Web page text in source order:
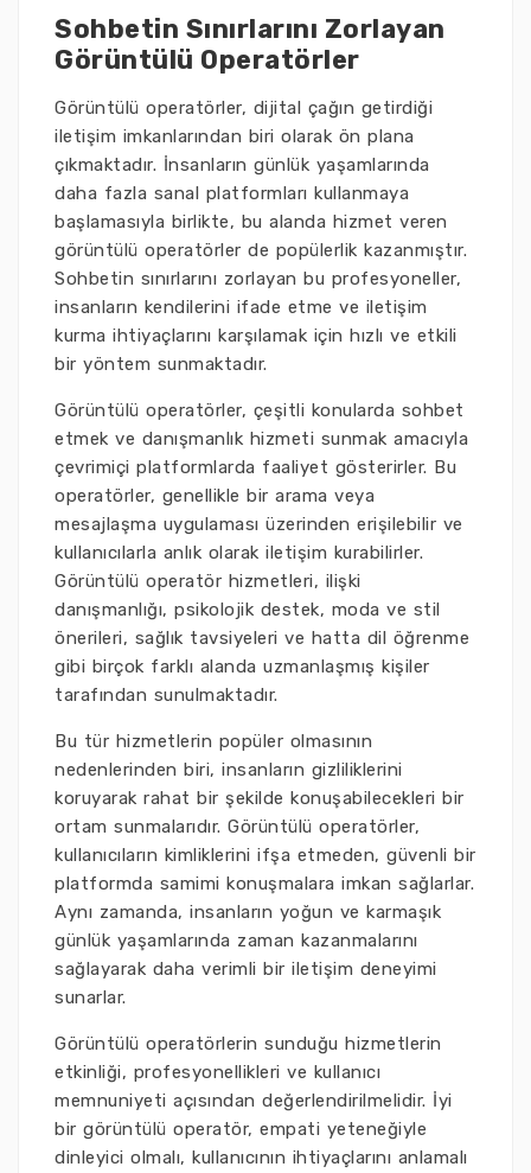
Sohbetin Sınırlarını Zorlayan
Görüntülü Operatörler
Görüntülü operatörler, dijital çağın getirdiği
iletişim imkanlarından biri olarak ön plana
çıkmaktadır. İnsanların günlük yaşamlarında
daha fazla sanal platformları kullanmaya
başlamasıyla birlikte, bu alanda hizmet veren
görüntülü operatörler de popülerlik kazanmıştır.
Sohbetin sınırlarını zorlayan bu profesyoneller,
insanların kendilerini ifade etme ve iletişim
kurma ihtiyaçlarını karşılamak için hızlı ve etkili
bir yöntem sunmaktadır.
Görüntülü operatörler, çeşitli konularda sohbet
etmek ve danışmanlık hizmeti sunmak amacıyla
çevrimiçi platformlarda faaliyet gösterirler. Bu
operatörler, genellikle bir arama veya
mesajlaşma uygulaması üzerinden erişilebilir ve
kullanıcılarla anlık olarak iletişim kurabilirler.
Görüntülü operatör hizmetleri, ilişki
danışmanlığı, psikolojik destek, moda ve stil
önerileri, sağlık tavsiyeleri ve hatta dil öğrenme
gibi birçok farklı alanda uzmanlaşmış kişiler
tarafından sunulmaktadır.
Bu tür hizmetlerin popüler olmasının
nedenlerinden biri, insanların gizliliklerini
koruyarak rahat bir şekilde konuşabilecekleri bir
ortam sunmalarıdır. Görüntülü operatörler,
kullanıcıların kimliklerini ifşa etmeden, güvenli bir
platformda samimi konuşmalara imkan sağlarlar.
Aynı zamanda, insanların yoğun ve karmaşık
günlük yaşamlarında zaman kazanmalarını
sağlayarak daha verimli bir iletişim deneyimi
sunarlar.
Görüntülü operatörlerin sunduğu hizmetlerin
etkinliği, profesyonellikleri ve kullanıcı
memnuniyeti açısından değerlendirilmelidir. İyi
bir görüntülü operatör, empati yeteneğiyle
dinleyici olmalı, kullanıcının ihtiyaçlarını anlamalı